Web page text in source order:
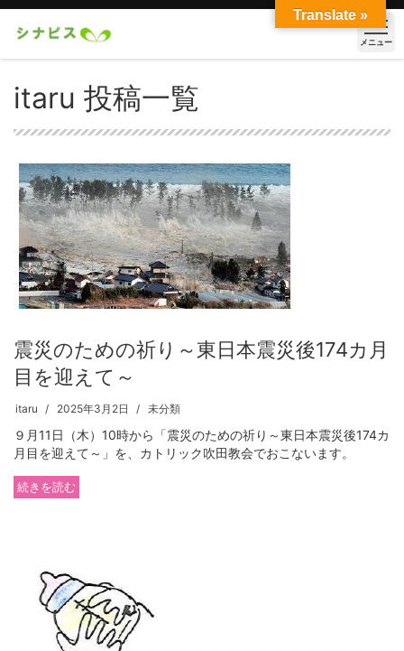
メニュー
itaru 投稿一覧
震災のための祈り～東日本震災後174カ月
目を迎えて～
itaru 2025年3月2日 未分類
９月11日（木）10時から「震災のための祈り～東日本震災後174カ
月目を迎えて～」を、カトリック吹田教会でおこないます。
続きを読む
Translate »